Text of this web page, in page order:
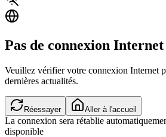
Pas de connexion Internet
Veuillez vérifier votre connexion Internet
dernières actualités.
Réessayer Aller à l'accueil
La connexion sera rétablie
disponible